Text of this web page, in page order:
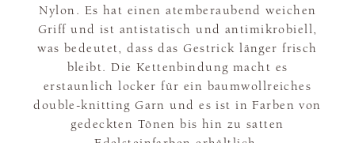
Nylon. Es hat einen atemberaubend weichen
Griff und ist antistatisch und antimikrobiell,
was bedeutet, dass das Gestrick länger frisch
bleibt. Die Kettenbindung macht es
erstaunlich locker für ein baumwollreiches
double-knitting Garn und es ist in Farben von
gedeckten Tönen bis hin zu satten